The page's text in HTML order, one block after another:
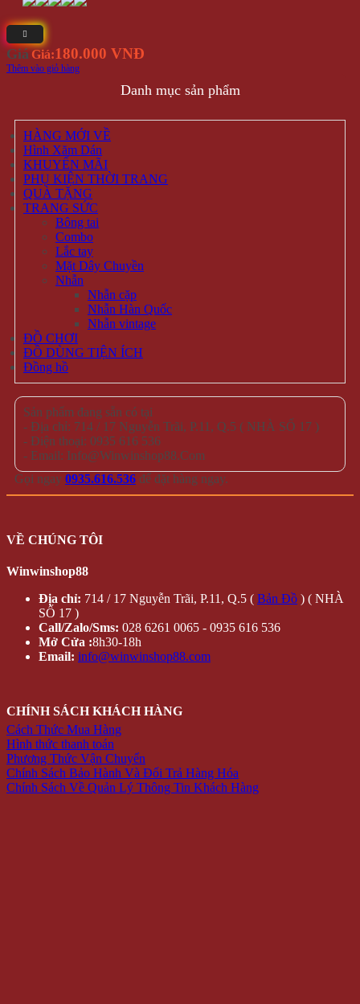
Giá Giá:180.000 VNĐ
Thêm vào giỏ hàng
Danh mục sản phẩm
HÀNG MỚI VỀ
Hình Xăm Dán
KHUYẾN MÃI
PHỤ KIỆN THỜI TRANG
QUÀ TẶNG
TRANG SỨC
Bông tai
Combo
Lắc tay
Mặt Dây Chuyền
Nhẫn
Nhẫn cặp
Nhẫn Hàn Quốc
Nhẫn vintage
ĐỒ CHƠI
ĐỒ DÙNG TIỆN ÍCH
Đồng hồ
Sản phẩm đang sẵn có tại
- Địa chỉ: 714 / 17 Nguyễn Trãi, P.11, Q.5 ( NHÀ SỐ 17 )
- Điện thoại: 0935 616 536
- Email: Info@Winwinshop88.Com
Gọi ngay 0935.616.536 để đặt hàng ngay.
VỀ CHÚNG TÔI
Winwinshop88
Địa chỉ: 714 / 17 Nguyễn Trãi, P.11, Q.5 ( Bản Đồ ) ( NHÀ
SỐ 17 )
Call/Zalo/Sms: 028 6261 0065 - 0935 616 536
Mở Cửa :8h30-18h
Email: info@winwinshop88.com
CHÍNH SÁCH KHÁCH HÀNG
Cách Thức Mua Hàng
Hình thức thanh toán
Phương Thức Vận Chuyển
Chính Sách Bảo Hành Và Đổi Trả Hàng Hóa
Chính Sách Về Quản Lý Thông Tin Khách Hàng